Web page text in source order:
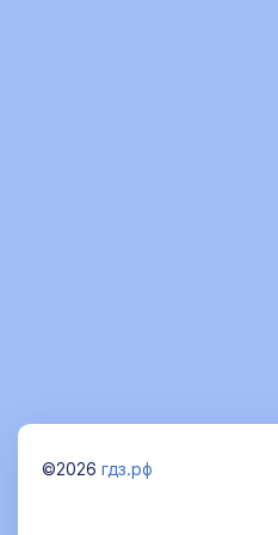
©2026 гдз.рф